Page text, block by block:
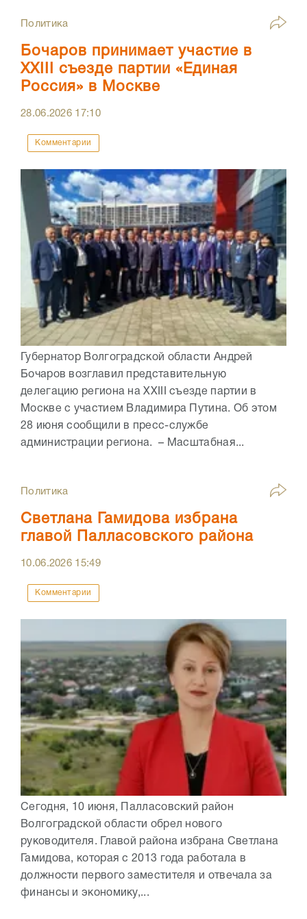
Политика
Бочаров принимает участие в
XXIII съезде партии «Единая
Россия» в Москве
28.06.2026 17:10
Комментарии
Губернатор Волгоградской области Андрей
Бочаров возглавил представительную
делегацию региона на XXIII съезде партии в
Москве с участием Владимира Путина. Об этом
28 июня сообщили в пресс-службе
администрации региона. – Масштабная...
Политика
Светлана Гамидова избрана
главой Палласовского района
10.06.2026 15:49
Комментарии
Сегодня, 10 июня, Палласовский район
Волгоградской области обрел нового
руководителя. Главой района избрана Светлана
Гамидова, которая с 2013 года работала в
должности первого заместителя и отвечала за
финансы и экономику,...